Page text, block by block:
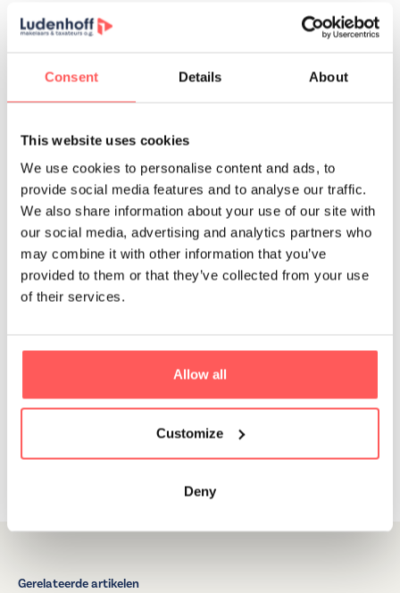
Consent Details About
This website uses cookies
We use cookies to personalise content and ads, to
provide social media features and to analyse our traffic.
We also share information about your use of our site with
our social media, advertising and analytics partners who
may combine it with other information that you’ve
provided to them or that they’ve collected from your use
of their services.
Allow all
Customize
Deny
Zorg dat je een up-to-date energielabel aanvraagt
voordat je woning op de markt komt. Overweeg, indien
informatie
Houd een overzicht bij van de energiezuinige
verbeteringen die je hebt doorgevoerd. Dit kan een
potentiële koper overtuigen van de meerwaarde van
jouw woning. Denk aan facturen van isolatie,
zonnepanelen en andere verduurzamingsmaatregelen.
Met deze tips maak je je huis niet alleen energiezuiniger,
Deel dit artikel
Gerelateerde artikelen